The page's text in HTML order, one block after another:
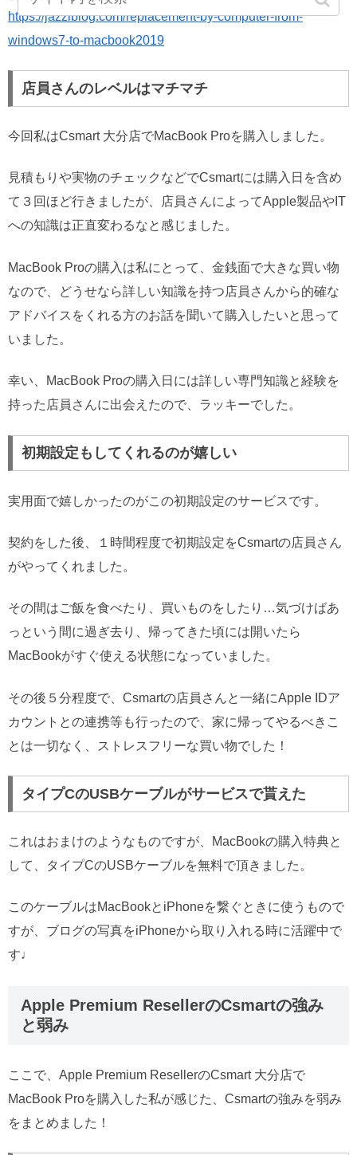
https://jazziblog.com/replacement-by-computer-from-
windows7-to-macbook2019
店員さんのレベルはマチマチ
今回私はCsmart 大分店でMacBook Proを購入しました。
見積もりや実物のチェックなどでCsmartには購入日を含め
て３回ほど行きましたが、店員さんによってApple製品やIT
への知識は正直変わるなと感じました。
MacBook Proの購入は私にとって、金銭面で大きな買い物
なので、どうせなら詳しい知識を持つ店員さんから的確な
アドバイスをくれる方のお話を聞いて購入したいと思って
いました。
幸い、MacBook Proの購入日には詳しい専門知識と経験を
持った店員さんに出会えたので、ラッキーでした。
初期設定もしてくれるのが嬉しい
実用面で嬉しかったのがこの初期設定のサービスです。
契約をした後、１時間程度で初期設定をCsmartの店員さん
がやってくれました。
その間はご飯を食べたり、買いものをしたり…気づけばあ
っという間に過ぎ去り、帰ってきた頃には開いたら
MacBookがすぐ使える状態になっていました。
その後５分程度で、Csmartの店員さんと一緒にApple IDア
カウントとの連携等も行ったので、家に帰ってやるべきこ
とは一切なく、ストレスフリーな買い物でした！
タイプCのUSBケーブルがサービスで貰えた
これはおまけのようなものですが、MacBookの購入特典と
して、タイプCのUSBケーブルを無料で頂きました。
このケーブルはMacBookとiPhoneを繋ぐときに使うもので
すが、ブログの写真をiPhoneから取り入れる時に活躍中で
す♩
Apple Premium ResellerのCsmartの強み
と弱み
ここで、Apple Premium ResellerのCsmart 大分店で
MacBook Proを購入した私が感じた、Csmartの強みを弱み
をまとめました！